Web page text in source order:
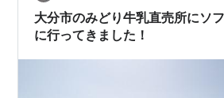
大分市のみどり牛乳直売所にソ
に行ってきました！